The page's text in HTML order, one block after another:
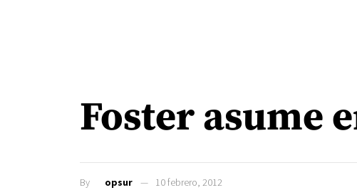
Foster asume
By opsur 10 febrero, 2012